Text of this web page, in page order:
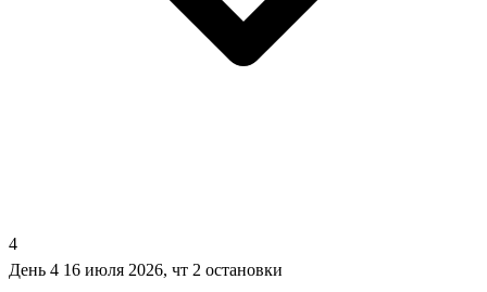
4
День 4 16 июля 2026, чт 2 остановки